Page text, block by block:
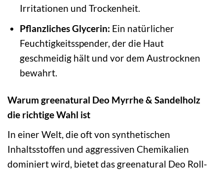
Irritationen und Trockenheit.
Pflanzliches Glycerin: Ein natürlicher
Feuchtigkeitsspender, der die Haut
geschmeidig hält und vor dem Austrocknen
bewahrt.
Warum greenatural Deo Myrrhe & Sandelholz
die richtige Wahl ist
In einer Welt, die oft von synthetischen
Inhaltsstoffen und aggressiven Chemikalien
dominiert wird, bietet das greenatural Deo Roll-